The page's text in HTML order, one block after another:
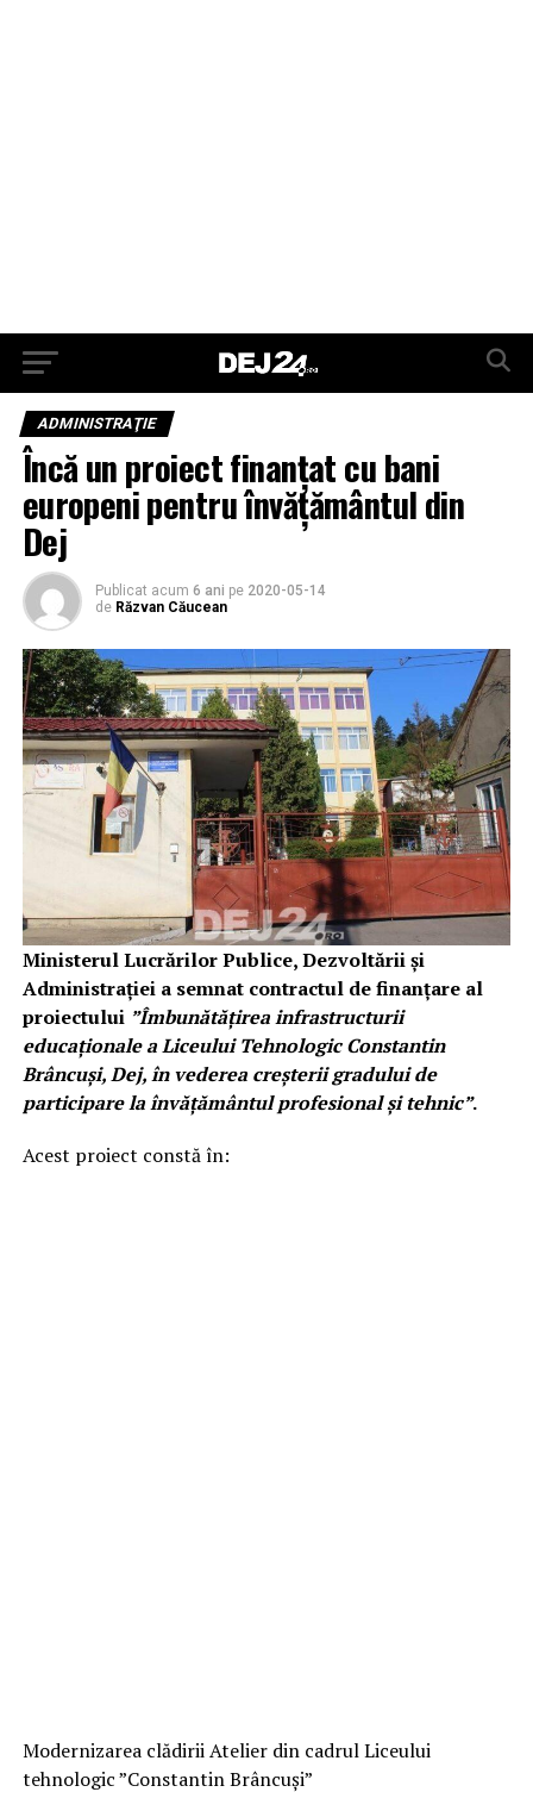
ADMINISTRAŢIE
Încă un proiect finanțat cu bani
europeni pentru învățământul din
Dej
Publicat acum 6 ani pe 2020-05-14
de Răzvan Căucean
Ministerul Lucrărilor Publice, Dezvoltării și
Administrației a semnat contractul de finanțare al
proiectului ”Îmbunătățirea infrastructurii
educaționale a Liceului Tehnologic Constantin
Brâncuși, Dej, în vederea creșterii gradului de
participare la învățământul profesional și tehnic”.
Acest proiect constă în:
Modernizarea clădirii Atelier din cadrul Liceului
tehnologic ”Constantin Brâncuși”